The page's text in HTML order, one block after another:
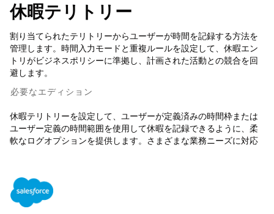
休暇テリトリー
割り当てられたテリトリーからユーザーが時間を記録する方法を
管理します。時間入力モードと重複ルールを設定して、休暇エン
トリがビジネスポリシーに準拠し、計画された活動との競合を回
避します。
必要なエディション
休暇テリトリーを設定して、ユーザーが定義済みの時間枠または
ユーザー定義の時間範囲を使用して休暇を記録できるように、柔
軟なログオプションを提供します。さまざまな業務ニーズに対応
使用可能なインターフェース: Lightning Experience